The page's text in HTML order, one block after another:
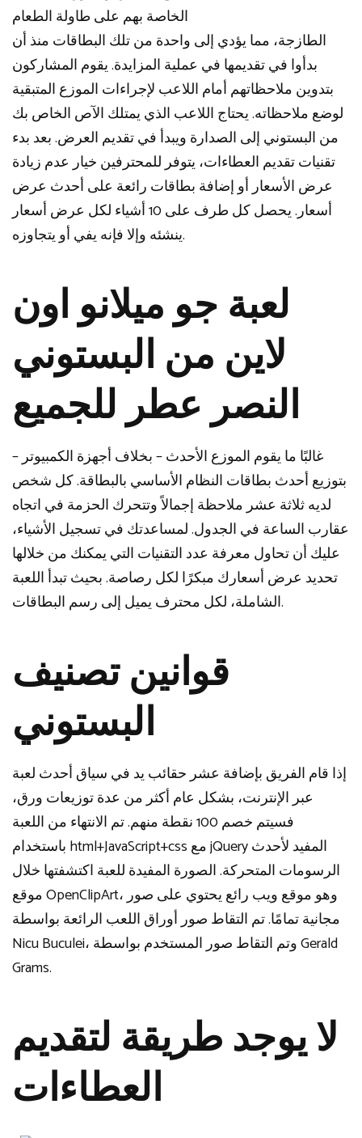
الخاصة بهم على طاولة الطعام
الطازجة، مما يؤدي إلى واحدة من تلك البطاقات منذ أن
بدأوا في تقديمها في عملية المزايدة. يقوم المشاركون
بتدوين ملاحظاتهم أمام اللاعب لإجراءات الموزع المتبقية
لوضع ملاحظاته. يحتاج اللاعب الذي يمتلك الآص الخاص بك
من البستوني إلى الصدارة ويبدأ في تقديم العرض. بعد بدء
تقنيات تقديم العطاءات، يتوفر للمحترفين خيار عدم زيادة
عرض الأسعار أو إضافة بطاقات رائعة على أحدث عرض
أسعار. يحصل كل طرف على 10 أشياء لكل عرض أسعار
ينشئه وإلا فإنه يفي أو يتجاوزه.
لعبة جو ميلانو اون
لاين من البستوني
النصر عطر للجميع
غالبًا ما يقوم الموزع الأحدث – بخلاف أجهزة الكمبيوتر –
بتوزيع أحدث بطاقات النظام الأساسي بالبطاقة. كل شخص
لديه ثلاثة عشر ملاحظة إجمالاً وتتحرك الحزمة في اتجاه
عقارب الساعة في الجدول. لمساعدتك في تسجيل الأشياء،
عليك أن تحاول معرفة عدد التقنيات التي يمكنك من خلالها
تحديد عرض أسعارك مبكرًا لكل رصاصة. بحيث تبدأ اللعبة
الشاملة، لكل محترف يميل إلى رسم البطاقات.
قوانين تصنيف
البستوني
إذا قام الفريق بإضافة عشر حقائب يد في سياق أحدث لعبة
عبر الإنترنت، بشكل عام أكثر من عدة توزيعات ورق،
فسيتم خصم 100 نقطة منهم. تم الانتهاء من اللعبة
باستخدام html+JavaScript+css مع jQuery المفيد لأحدث
الرسومات المتحركة. الصورة المفيدة للعبة اكتشفتها خلال
موقع OpenClipArt، وهو موقع ويب رائع يحتوي على صور
مجانية تمامًا. تم التقاط صور أوراق اللعب الرائعة بواسطة
Nicu Buculei، وتم التقاط صور المستخدم بواسطة Gerald
Grams.
لا يوجد طريقة لتقديم
العطاءات